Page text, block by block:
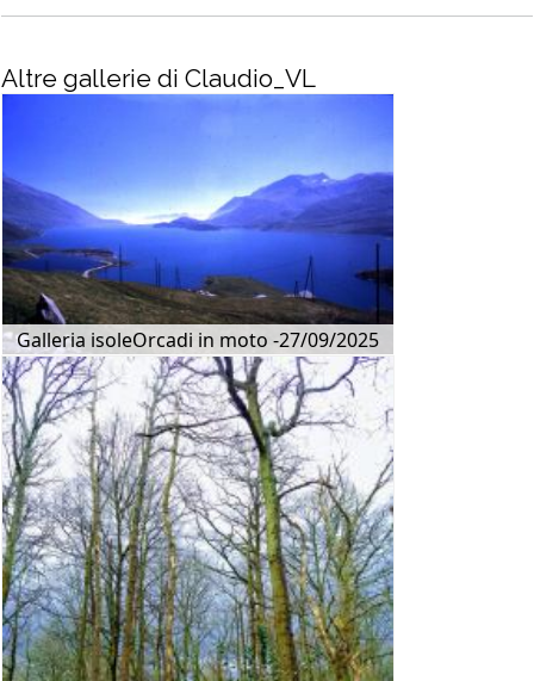
Altre gallerie di Claudio_VL
Galleria isoleOrcadi in moto -27/09/2025